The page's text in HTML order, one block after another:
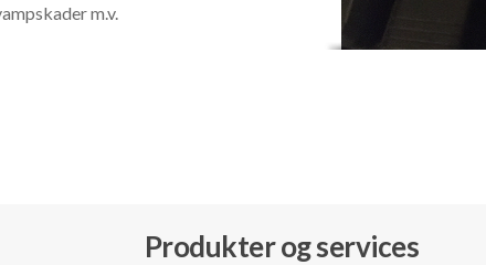
m.v.
Produkter og services